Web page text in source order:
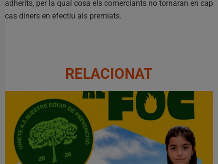
adherits, per la qual cosa els comerciants no tornaran en cap
cas diners en efectiu als premiats.
RELACIONAT